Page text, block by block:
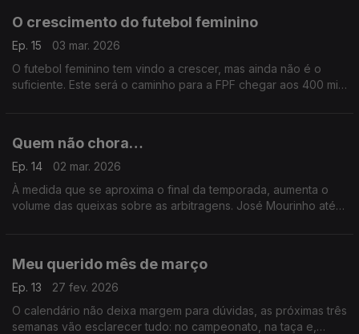
O crescimento do futebol feminino
Ep. 15
03 mar. 2026
O futebol feminino tem vindo a crescer, mas ainda não é o
suficiente. Este será o caminho para a FPF chegar aos 400 mil
Quem não chora…
Ep. 14
02 mar. 2026
À medida que se aproxima o final da temporada, aumenta o
volume das queixas sobre as arbitragens. José Mourinho até
Meu querido mês de março
Ep. 13
27 fev. 2026
O calendário não deixa margem para dúvidas, as próximas três
semanas vão esclarecer tudo: no campeonato, na taça e,